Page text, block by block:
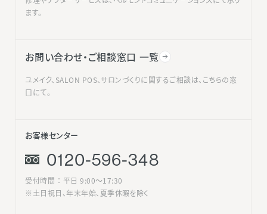
ます。
お問い合わせ・ご相談窓口 一覧
ユメイク、SALON POS、サロンづくりに関するご相談は、こちらの窓
口にて。
お客様センター
0120-596-348
受付時間 ： 平日 9:00〜17:30
※土日祝日、年末年始、夏季休暇を除く